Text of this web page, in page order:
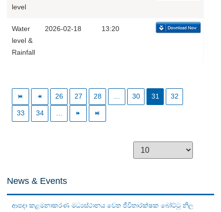
level
Water
level &
Rainfall
2026-02-18 13:20
26 27 28 ... 30 31 32
33 34 ...
News & Events
ආපදා කළමනාකරණ මධ්‍යස්ථානය වෙත ජීවිතාරක්ෂක බෝට්ටු නිල